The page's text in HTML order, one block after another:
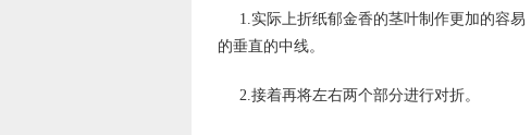
1.实际上折纸郁金香的茎叶制作更加的容
的垂直的中线。
2.接着再将左右两个部分进行对折。